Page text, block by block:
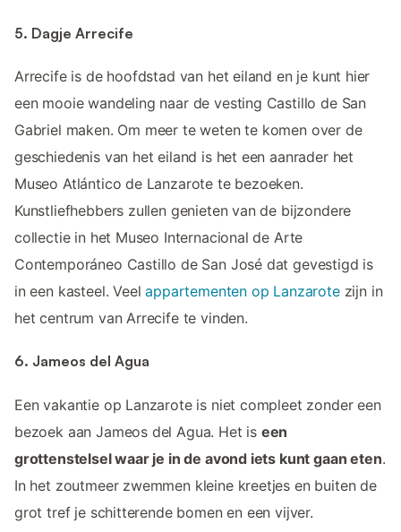
5. Dagje Arrecife
Arrecife is de hoofdstad van het eiland en je kunt hier
een mooie wandeling naar de vesting Castillo de San
Gabriel maken. Om meer te weten te komen over de
geschiedenis van het eiland is het een aanrader het
Museo Atlántico de Lanzarote te bezoeken.
Kunstliefhebbers zullen genieten van de bijzondere
collectie in het Museo Internacional de Arte
Contemporáneo Castillo de San José dat gevestigd is
in een kasteel. Veelappartementen op Lanzarotezijn in
het centrum van Arrecife te vinden.
6. Jameos del Agua
Een vakantie op Lanzarote is niet compleet zonder een
bezoek aan Jameos del Agua. Het is een
grottenstelsel waar je in de avond iets kunt gaan eten.
In het zoutmeer zwemmen kleine kreetjes en buiten de
grot tref je schitterende bomen en een vijver.